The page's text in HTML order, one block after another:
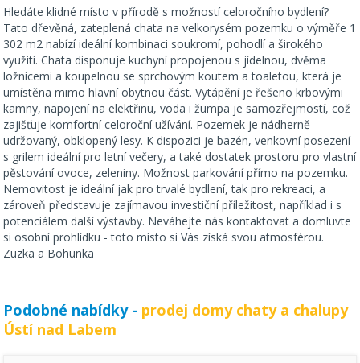
Hledáte klidné místo v přírodě s možností celoročního bydlení?
Tato dřevěná, zateplená chata na velkorysém pozemku o výměře 1
302 m2 nabízí ideální kombinaci soukromí, pohodlí a širokého
využití. Chata disponuje kuchyní propojenou s jídelnou, dvěma
ložnicemi a koupelnou se sprchovým koutem a toaletou, která je
umístěna mimo hlavní obytnou část. Vytápění je řešeno krbovými
kamny, napojení na elektřinu, voda i žumpa je samozřejmostí, což
zajišťuje komfortní celoroční užívání. Pozemek je nádherně
udržovaný, obklopený lesy. K dispozici je bazén, venkovní posezení
s grilem ideální pro letní večery, a také dostatek prostoru pro vlastní
pěstování ovoce, zeleniny. Možnost parkování přímo na pozemku.
Nemovitost je ideální jak pro trvalé bydlení, tak pro rekreaci, a
zároveň představuje zajímavou investiční příležitost, například i s
potenciálem další výstavby. Neváhejte nás kontaktovat a domluvte
si osobní prohlídku - toto místo si Vás získá svou atmosférou.
Zuzka a Bohunka
Podobné nabídky - prodej domy chaty a chalupy
Ústí nad Labem